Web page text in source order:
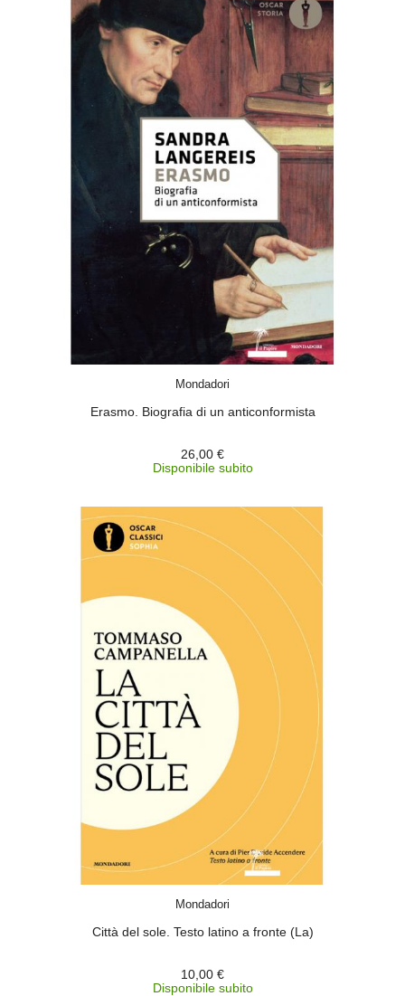
Mondadori
Erasmo. Biografia di un anticonformista
26,00 €
Disponibile subito
Mondadori
Città del sole. Testo latino a fronte (La)
10,00 €
Disponibile subito